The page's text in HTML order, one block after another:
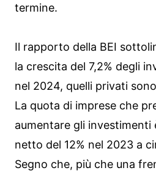
termine.
Il rapporto della BEI
la crescita del 7,2% degli
nel 2024, quelli privati
La quota di imprese che
aumentare gli investimenti
netto del 12% nel 2023 a
Segno che, più che una